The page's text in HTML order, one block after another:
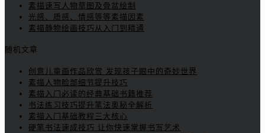
素描速写人物草图及骨盆绘制
光感、质感、情感等等素描因素
素描静物绘画技巧从入门到精通
随机文章
创意儿童画作品欣赏 发现孩子眼中的奇妙世界
素描人物脸部细节提升技巧
素描入门必读的经典基础书籍推荐
书法练习技巧提升笔法奥秘全解析
素描入门基础教程三大核心
硬笔书法速成技巧 让你快速掌握书写艺术